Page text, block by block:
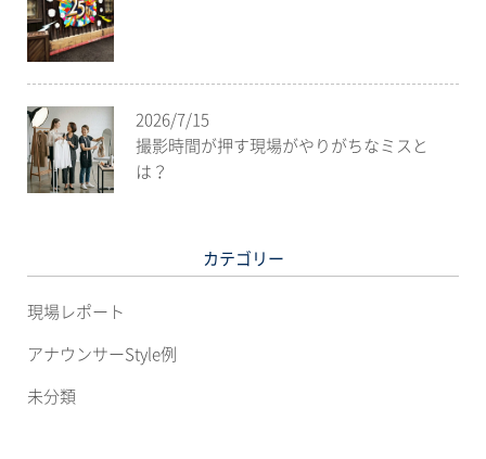
2026/7/15
撮影時間が押す現場がやりがちなミスと
は？
カテゴリー
現場レポート
アナウンサーStyle例
未分類